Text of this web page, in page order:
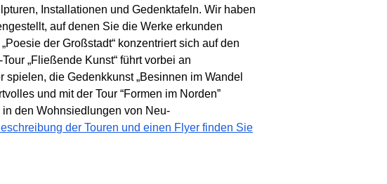
Installationen und Gedenktafeln. Wir haben
auf denen Sie die Werke erkunden
der Großstadt“ konzentriert sich auf den
„Fließende Kunst“ führt vorbei an
spielen, die Gedenkkunst „Besinnen im Wandel
und mit der Tour “Formen im Norden”
den Wohnsiedlungen von Neu-
der Touren und einen Flyer finden Sie